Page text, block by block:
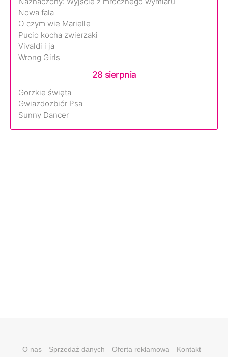
Nowa fala
O czym wie Marielle
Pucio kocha zwierzaki
Vivaldi i ja
Wrong Girls
28 sierpnia
Gorzkie święta
Gwiazdozbiór Psa
Sunny Dancer
O nas Sprzedaż danych Oferta reklamowa Kontakt